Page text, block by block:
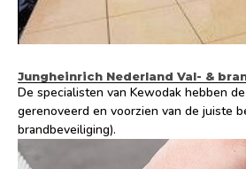
Jungheinrich Nederland Val- &
De specialisten van Kewodak hebben
gerenoveerd en voorzien van de juiste
brandbeveiliging).